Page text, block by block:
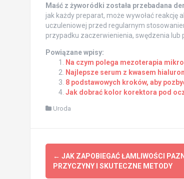
Maść z żyworódki została przebadana
jak każdy preparat, może wywołać
uczuleniowej przed regularnym
przypadku zaczerwienienia, swędzenia lub
Powiązane wpisy:
Na czym polega mezoterapia
Najlepsze serum z kwasem
8 podstawowych kroków, aby
Jak dobrać kolor korektora pod
Uroda
Post
navigation
← JAK ZAPOBIEGAĆ ŁAMLIWOŚCI
PRZYCZYNY I SKUTECZNE METODY